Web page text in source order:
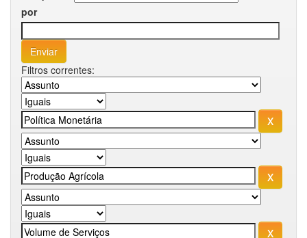
por
Filtros correntes: